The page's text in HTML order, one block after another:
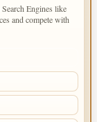
Engines like
and compete with